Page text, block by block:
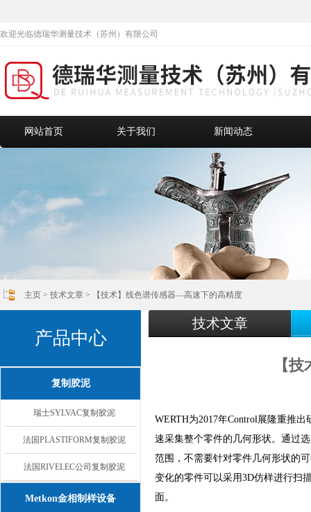
欢迎光临德瑞华测量技术（苏州）有限公司
网站首页 关于我们 新闻动态
主页 > 技术文章 > 【技术】线色谱传感器—高速下的高精度
产品中心
复制胶泥
瑞士SYLVAC复制胶泥
法国PLASTIFORM复制胶泥
法国RIVELEC公司复制胶泥
Metkon金相制样设备
技术文章
【
WERTH为2017年Control展隆重推出
速采集整个零件的几何形状。通过
范围，不需要针对零件几何形状的
变化的零件可以采用3D仿样进行扫
面。